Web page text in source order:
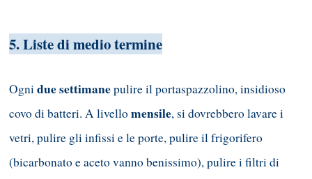
5. Liste di medio termine
Ognidue settimanepulire il portaspazzolino, insidioso
covo di batteri. A livellomensile, si dovrebbero lavare i
vetri, pulire gli infissi e le porte, pulire il frigorifero
(bicarbonato e aceto vanno benissimo), pulire i filtri di